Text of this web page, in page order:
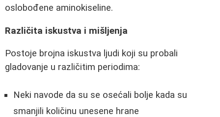
oslobođene aminokiseline.
Različita iskustva i mišljenja
Postoje brojna iskustva ljudi koji su probali
gladovanje u različitim periodima:
Neki navode da su se osećali bolje kada su
smanjili količinu unesene hrane